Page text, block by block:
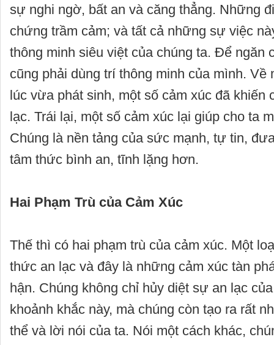
sự nghi ngờ, bất an và căng thẳng. Những
chứng trầm cảm; và tất cả những sự việc
thông minh siêu việt của chúng ta. Để ngăn
cũng phải dùng trí thông minh của mình. Về
lúc vừa phát sinh, một số cảm xúc đã khiến
lạc. Trái lại, một số cảm xúc lại giúp cho ta
Chúng là nền tảng của sức mạnh, tự tin,
tâm thức bình an, tĩnh lặng hơn.
Hai Phạm Trù của Cảm Xúc
Thế thì có hai phạm trù của cảm xúc. Một
thức an lạc và đây là những cảm xúc tàn
hận. Chúng không chỉ hủy diệt sự an lạc
khoảnh khắc này, mà chúng còn tạo ra rất
thể và lời nói của ta. Nói một cách khác,